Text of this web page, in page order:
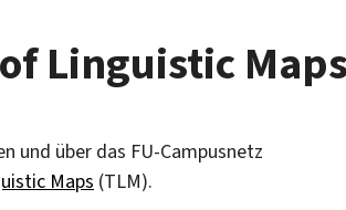
Linguistic
und über das FU-Campusnetz
Maps (TLM).